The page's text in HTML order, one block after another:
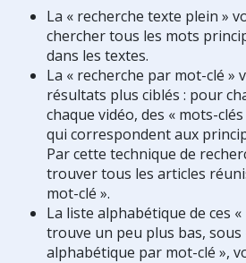
La « recherche texte plein »
chercher tous les mots
dans les textes.
La « recherche par mot-clé »
résultats plus ciblés : pour
chaque vidéo, des « mots-
qui correspondent aux
Par cette technique de
trouver tous les articles
mot-clé ».
La liste alphabétique de ces «
trouve un peu plus bas, sous
alphabétique par mot-clé »,